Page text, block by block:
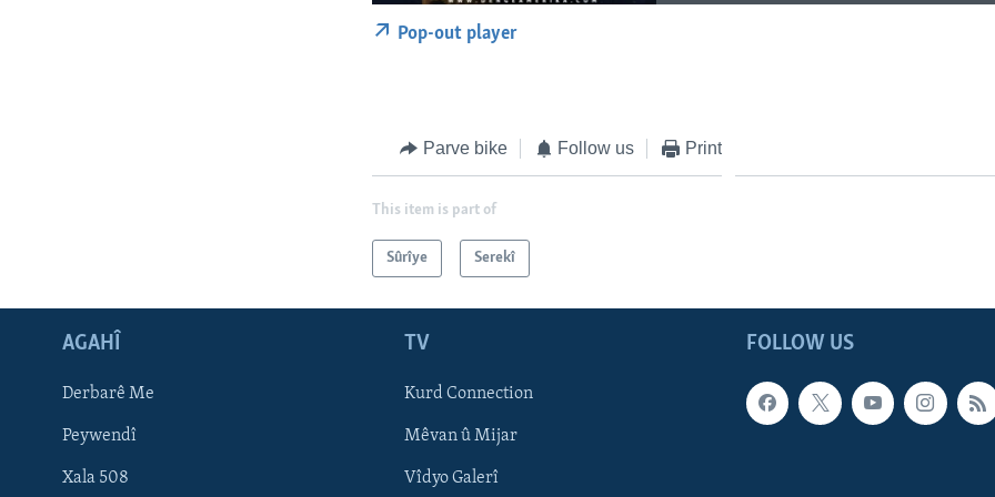
FOLLOW US
Pop-out player
Parve bike Follow us Print
This item is part of
Sûrîye Serekî
FOLLOW US
AGAHÎ
Derbarê Me
Peywendî
Xala 508
TV
Kurd Connection
Mêvan û Mijar
Vîdyo Galerî